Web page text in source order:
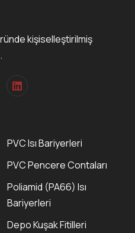
kişiselleştirilmiş
PVC Isı Bariyerleri
PVC Pencere Contaları
Poliamid (PA66) Isı
Bariyerleri
Depo Kuşak Fitilleri